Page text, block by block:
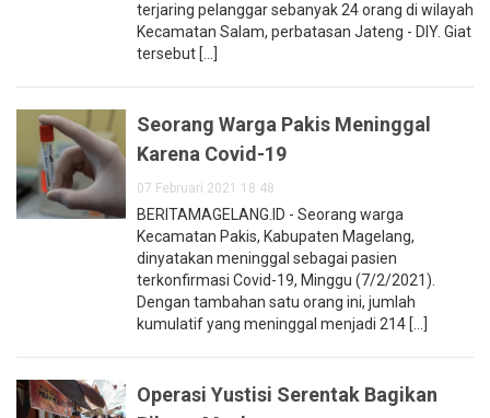
terjaring pelanggar sebanyak 24 orang di wilayah
Kecamatan Salam, perbatasan Jateng - DIY. Giat
tersebut [...]
Seorang Warga Pakis Meninggal
Karena Covid-19
07 Februari 2021 18:48
BERITAMAGELANG.ID - Seorang warga
Kecamatan Pakis, Kabupaten Magelang,
dinyatakan meninggal sebagai pasien
terkonfirmasi Covid-19, Minggu (7/2/2021).
Dengan tambahan satu orang ini, jumlah
kumulatif yang meninggal menjadi 214 [...]
Operasi Yustisi Serentak Bagikan